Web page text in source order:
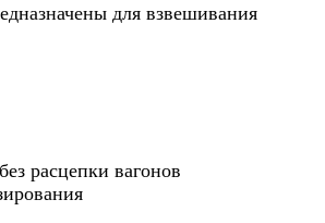
для взвешивания
расцепки вагонов